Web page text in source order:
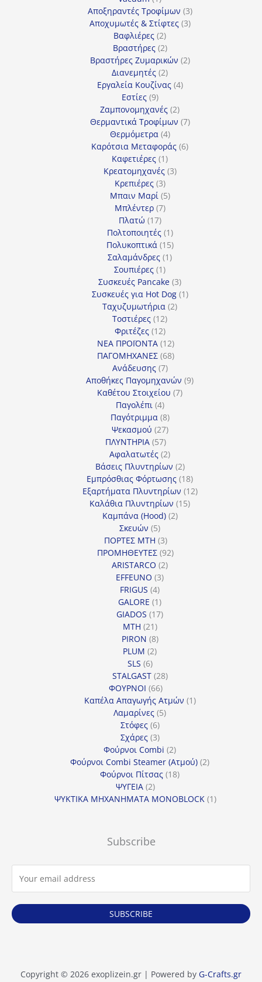
προϊόν
Αποξηραντές Τροφίμων 33
προϊόντα
Αποχυμωτές & Στίφτες 33
Βαφλιέρες 22
προϊόντα
Βραστήρες 22
προϊόντα
Βραστήρες Ζυμαρικών 22
Διανεμητές 22
προϊόντα
Εργαλεία Κουζίνας 44
Εστίες 99
προϊόντα
Ζαμπονομηχανές 22
προϊόντα
Θερμαντικά Τροφίμων 77
Θερμόμετρα 44
προϊόντα
Καρότσια Μεταφοράς 66
Καφετιέρες 11
προϊόν
Κρεατομηχανές 33
Κρεπιέρες 33
προϊόντα
Μπαιν Μαρί 55
Μπλέντερ 77
Πλατώ 1717
προϊόντα
Πολτοποιητές 11
προϊόν
Πολυκοπτικά 1515
προϊόντα
Σαλαμάνδρες 11
Σουπιέρες 11
προϊόν
Συσκευές Pancake 33
προϊόντα
Συσκευές για Hot Dog 11
Ταχυζυμωτήρια 22
Τοστιέρες 1212
προϊόντα
Φριτέζες 1212
προϊόντα
ΝΕΑ ΠΡΟΪΟΝΤΑ 1212
προϊόντα
ΠΑΓΟΜΗΧΑΝΕΣ 6868
Ανάδευσης 77
προϊόντα
Αποθήκες Παγομηχανών 99
Καθέτου Στοιχείου 77
Παγολέπι 44
προϊόντα
Παγότριμμα 88
προϊόντα
Ψεκασμού 2727
προϊόντα
ΠΛΥΝΤΗΡΙΑ 5757
προϊόντα
Αφαλατωτές 22
προϊόντα
Βάσεις Πλυντηρίων 22
προϊόντα
Εμπρόσθιας Φόρτωσης 1818
προϊόντα
Εξαρτήματα Πλυντηρίων 1212
Καλάθια Πλυντηρίων 1515
Καμπάνα (Hood) 22
Σκευών 55
προϊόντα
ΠΟΡΤΕΣ MTH 33
προϊόντα
ΠΡΟΜΗΘΕΥΤΕΣ 9292
ARISTARCO 22
EFFEUNO 33
FRIGUS 44
προϊόντα
GALORE 11
προϊόν
GIADOS 1717
MTH 2121
προϊόντα
PIRON 88
προϊόντα
PLUM 22
SLS 66
προϊόντα
STALGAST 2828
ΦΟΥΡΝΟΙ 6666
προϊόντα
Καπέλα Απαγωγής Ατμών 11
Λαμαρίνες 55
Στόφες 66
προϊόντα
Σχάρες 33
προϊόντα
Φούρνοι Combi 22
προϊόντα
Φούρνοι Combi Steamer (Ατμού) 22
Φούρνοι Πίτσας 1818
ΨΥΓΕΙΑ 22
προϊόντα
ΨΥΚΤΙΚΑ ΜΗΧΑΝΗΜΑΤΑ MONOBLOCK 11
Subscribe
SUBSCRIBE
Copyright © 2026 exoplizein.gr | Powered by G-Crafts.gr